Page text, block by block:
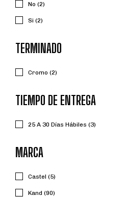
No (2)
Si (2)
TERMINADO
Cromo (2)
TIEMPO DE ENTREGA
25 A 30 Días Hábiles (3)
MARCA
Castel (5)
Kand (90)